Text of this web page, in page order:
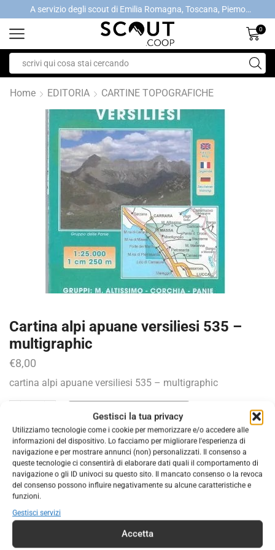
Gestisci la tua privacy
Utilizziamo tecnologie come i cookie per memorizzare e/o accedere alle
informazioni del dispositivo. Lo facciamo per migliorare l'esperienza di
navigazione e per mostrare annunci (non) personalizzati. Il consenso a
queste tecnologie ci consentirà di elaborare dati quali il comportamento di
navigazione o gli ID univoci su questo sito. Il mancato consenso o la revoca
del consenso possono influire negativamente su alcune caratteristiche e
funzioni.
Gestisci servizi
Accetta
A servizio degli scout di Emilia Romagna, Toscana, Piemonte, Valle d'Aosta- Gratis la spedizione con ordini > €40
0
Home EDITORIA CARTINE TOPOGRAFICHE
Cartina alpi apuane versiliesi 535 –
multigraphic
€8,00
cartina alpi apuane versiliesi 535 – multigraphic
AGGIUNGI AL CARRELLO
COD: 9788874651573
Categorie: EDITORIA,CARTINE TOPOGRAFICHE
Marchio: ED. MULTIGRAPHIC
INFORMAZIONI AGGIUNTIVE